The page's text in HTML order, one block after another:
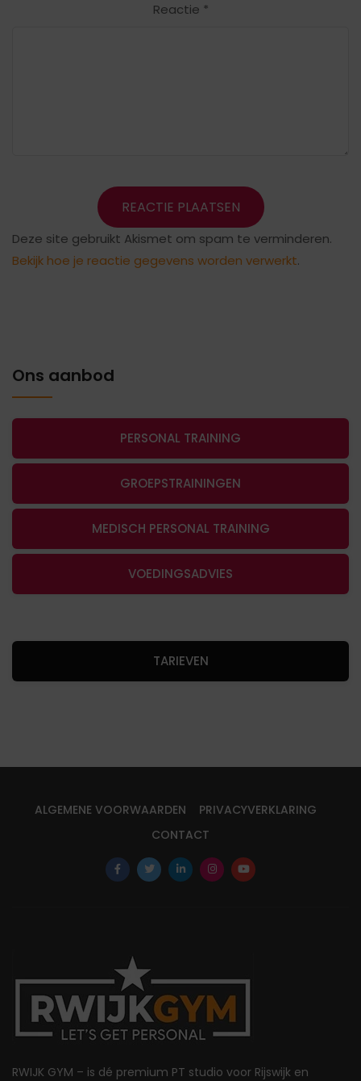
Reactie *
Deze site gebruikt Akismet om spam te verminderen.
Bekijk hoe je reactie gegevens worden verwerkt.
Ons aanbod
PERSONAL TRAINING
GROEPSTRAININGEN
MEDISCH PERSONAL TRAINING
VOEDINGSADVIES
TARIEVEN
ALGEMENE VOORWAARDEN
PRIVACYVERKLARING
CONTACT
RWIJK GYM – is dé premium PT studio voor Rijswijk en